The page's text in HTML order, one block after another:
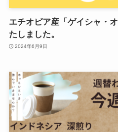
エチオピア産「ゲイシャ・
たしました。
2024年6月9日